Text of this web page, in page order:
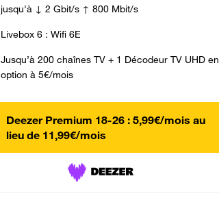
jusqu'à ↓ 2 Gbit/s ↑ 800 Mbit/s
Livebox 6 : Wifi 6E
Jusqu’à 200 chaînes TV + 1 Décodeur TV UHD en
option à 5€/mois
Deezer Premium 18-26 : 5,99€/mois au
lieu de 11,99€/mois